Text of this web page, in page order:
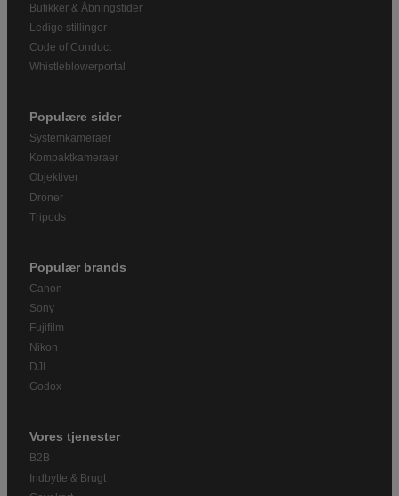
Butikker & Åbningstider
Ledige stillinger
Code of Conduct
Whistleblowerportal
Populære sider
Systemkameraer
Kompaktkameraer
Objektiver
Droner
Tripods
Populær brands
Canon
Sony
Fujifilm
Nikon
DJI
Godox
Vores tjenester
B2B
Indbytte & Brugt